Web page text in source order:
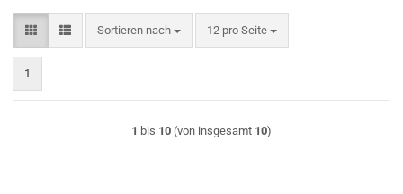
Sortieren nach
Sortieren nach 12 pro Seite
pro Seite
1
1 bis 10 (von insgesamt 10)